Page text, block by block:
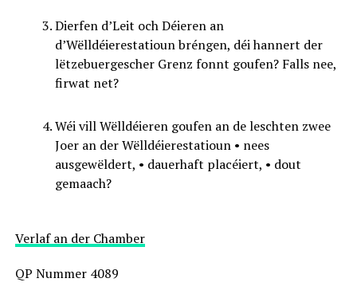
Dierfen d’Leit och Déieren an
d’Wëlldéierestatioun bréngen, déi hannert der
lëtzebuergescher Grenz fonnt goufen? Falls nee,
firwat net?
Wéi vill Wëlldéieren goufen an de leschten zwee
Joer an der Wëlldéierestatioun • nees
ausgewëldert, • dauerhaft placéiert, • dout
gemaach?
Verlaf an der Chamber
QP Nummer 4089